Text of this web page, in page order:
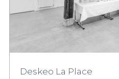
Deskeo La Place